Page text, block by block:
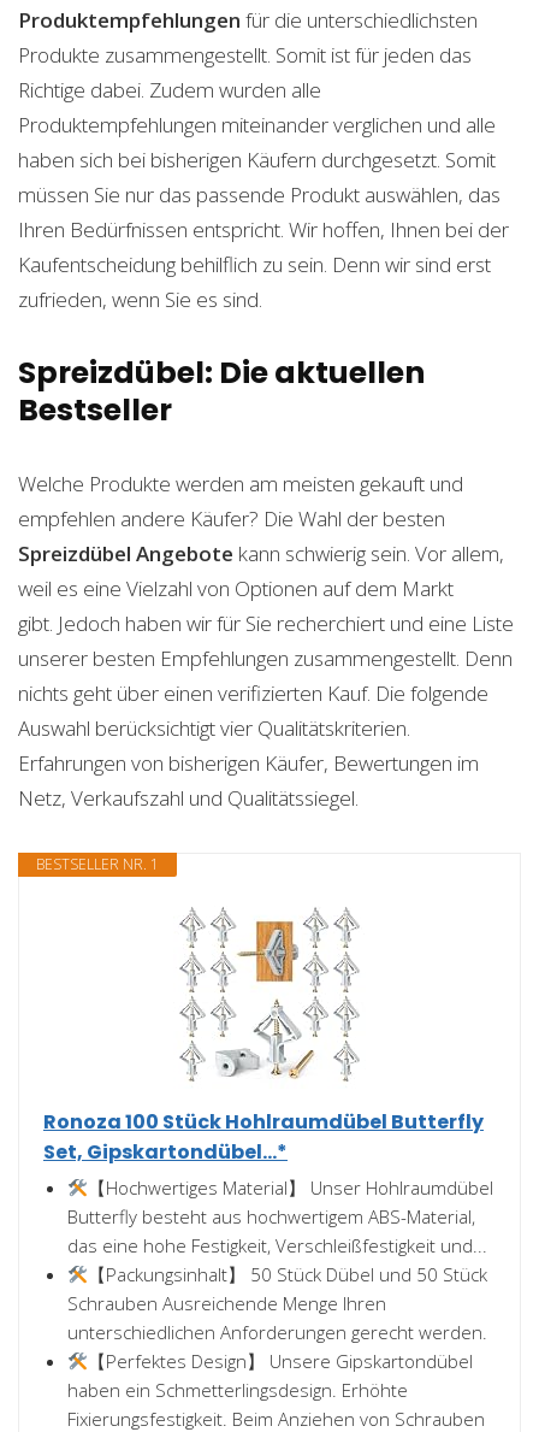
Produktempfehlungen für die unterschiedlichsten
Produkte zusammengestellt. Somit ist für jeden das
Richtige dabei. Zudem wurden alle
Produktempfehlungen miteinander verglichen und alle
haben sich bei bisherigen Käufern durchgesetzt. Somit
müssen Sie nur das passende Produkt auswählen, das
Ihren Bedürfnissen entspricht. Wir hoffen, Ihnen bei der
Kaufentscheidung behilflich zu sein. Denn wir sind erst
zufrieden, wenn Sie es sind.
Spreizdübel: Die aktuellen
Bestseller
Welche Produkte werden am meisten gekauft und
empfehlen andere Käufer? Die Wahl der besten
Spreizdübel Angebote kann schwierig sein. Vor allem,
weil es eine Vielzahl von Optionen auf dem Markt
gibt. Jedoch haben wir für Sie recherchiert und eine Liste
unserer besten Empfehlungen zusammengestellt. Denn
nichts geht über einen verifizierten Kauf. Die folgende
Auswahl berücksichtigt vier Qualitätskriterien.
Erfahrungen von bisherigen Käufer, Bewertungen im
Netz, Verkaufszahl und Qualitätssiegel.
BESTSELLER NR. 1
Ronoza 100 Stück Hohlraumdübel Butterfly
Set, Gipskartondübel...*
【Hochwertiges Material】 Unser Hohlraumdübel
Butterfly besteht aus hochwertigem ABS-Material,
das eine hohe Festigkeit, Verschleißfestigkeit und...
【Packungsinhalt】 50 Stück Dübel und 50 Stück
Schrauben Ausreichende Menge Ihren
unterschiedlichen Anforderungen gerecht werden.
【Perfektes Design】 Unsere Gipskartondübel
haben ein Schmetterlingsdesign. Erhöhte
Fixierungsfestigkeit. Beim Anziehen von Schrauben